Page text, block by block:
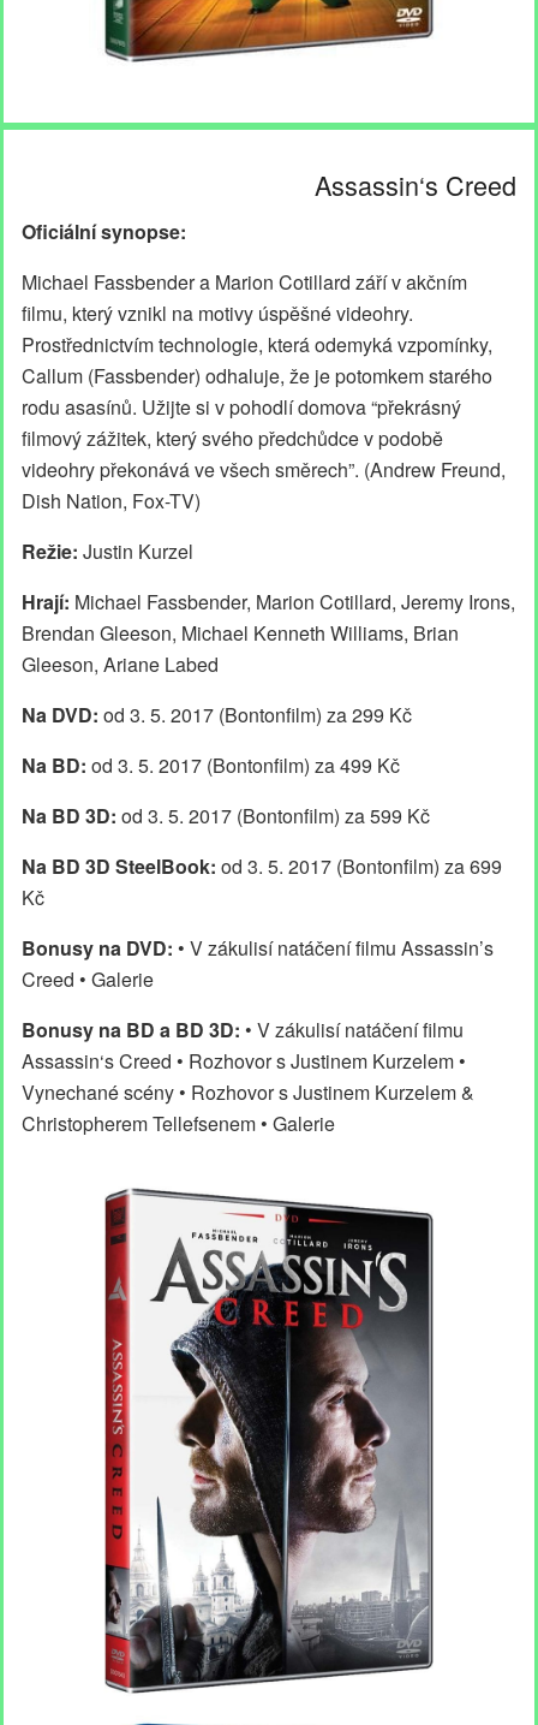
Assassin‘s Creed
Oficiální synopse:
Michael Fassbender a Marion Cotillard září v akčním
filmu, který vznikl na motivy úspěšné videohry.
Prostřednictvím technologie, která odemyká vzpomínky,
Callum (Fassbender) odhaluje, že je potomkem starého
rodu asasínů. Užijte si v pohodlí domova “překrásný
filmový zážitek, který svého předchůdce v podobě
videohry překonává ve všech směrech”. (Andrew Freund,
Dish Nation, Fox-TV)
Režie: Justin Kurzel
Hrají: Michael Fassbender, Marion Cotillard, Jeremy Irons,
Brendan Gleeson, Michael Kenneth Williams, Brian
Gleeson, Ariane Labed
Na DVD: od 3. 5. 2017 (Bontonfilm) za 299 Kč
Na BD: od 3. 5. 2017 (Bontonfilm) za 499 Kč
Na BD 3D: od 3. 5. 2017 (Bontonfilm) za 599 Kč
Na BD 3D SteelBook: od 3. 5. 2017 (Bontonfilm) za 699
Kč
Bonusy na DVD: • V zákulisí natáčení filmu Assassin’s
Creed • Galerie
Bonusy na BD a BD 3D: • V zákulisí natáčení filmu
Assassin‘s Creed • Rozhovor s Justinem Kurzelem •
Vynechané scény • Rozhovor s Justinem Kurzelem &
Christopherem Tellefsenem • Galerie